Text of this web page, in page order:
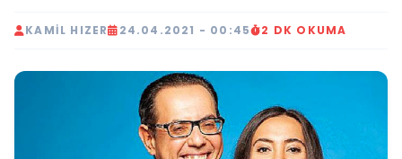
KAMIL HIZER 24.04.2021 - 00:45 2 DK OKUMA